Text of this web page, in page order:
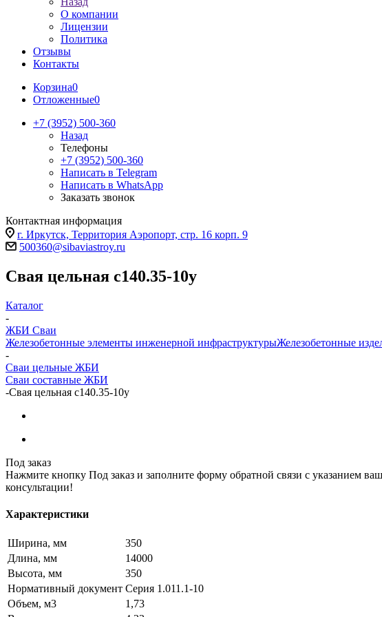
О компании
Лицензии
Политика
Отзывы
Контакты
Корзина0
Отложенные0
+7 (3952) 500-360
Назад
Телефоны
+7 (3952) 500-360
Написать в Telegram
Написать в WhatsApp
Заказать звонок
Контактная информация
г. Иркутск, Территория Аэропорт, стр. 16 корп. 9
500360@sibaviastroy.ru
Свая цельная с140.35-10у
Каталог
-
ЖБИ Сваи
Железобетонные элементы инженерной инфраструктурыЖелезобетонные
-
Сваи цельные ЖБИ
Сваи составные ЖБИ
-Свая цельная с140.35-10у
Под заказ
Нажмите кнопку Под заказ и заполните форму обратной связи с указанием
консультации!
Характеристики
Ширина, мм
350
Длина, мм
14000
Высота, мм
350
Нормативный документ Серия 1.011.1-10
Объем, м3
1,73